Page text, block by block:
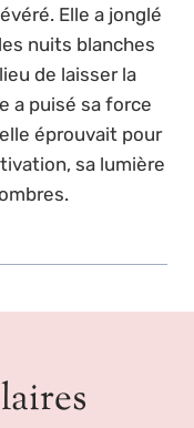
Elle a jonglé
nuits blanches
de laisser la
a puisé sa force
éprouvait pour
sa lumière